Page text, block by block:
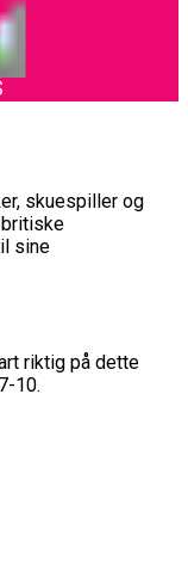
skuespiller og
britiske
sine
riktig på dette
10.